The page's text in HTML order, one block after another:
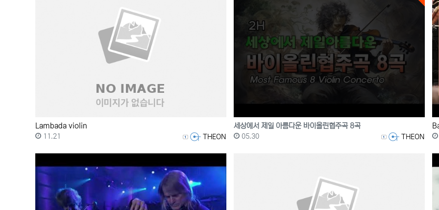
Lambada violin
등록자 THEON
등록일
11.21
세상에서 제일 아름다운 바이올린협주곡 8곡
등록자 THEON
등록일
05.30